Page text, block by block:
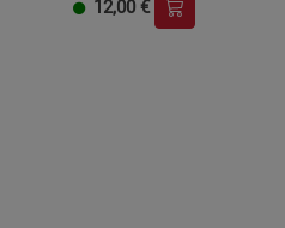
12,00 €